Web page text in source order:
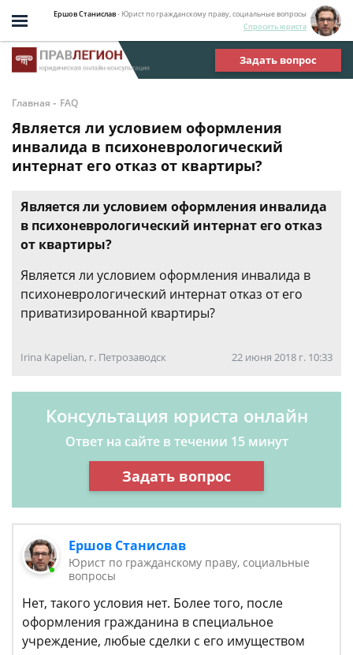
Ершов Станислав- Юрист по гражданскому праву, социальные вопросы
Спросить юриста
Задать вопрос
Главная - FAQ
Является ли условием оформления
инвалида в психоневрологический
интернат его отказ от квартиры?
Является ли условием оформления инвалида
в психоневрологический интернат его отказ
от квартиры?
Является ли условием оформления инвалида в
психоневрологический интернат отказ от его
приватизированной квартиры?
Irina Kapelian, г. Петрозаводск 22 июня 2018 г. 10:33
Консультация юриста онлайн
Ответ на сайте в течении 15 минут
Задать вопрос
Ершов Станислав
Юрист по гражданскому праву, социальные
вопросы
Нет, такого условия нет. Более того, после
оформления гражданина в специальное
учреждение, любые сделки с его имуществом